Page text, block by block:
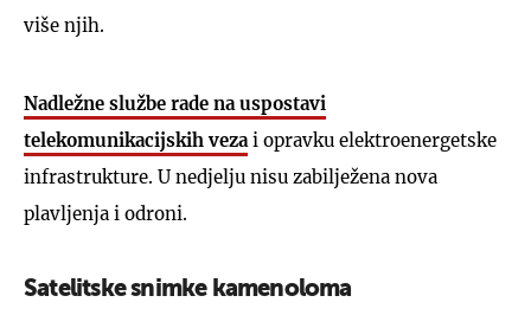
više njih.
Nadležne službe rade na uspostavi
telekomunikacijskih veza i opravku elektroenergetske
infrastrukture. U nedjelju nisu zabilježena nova
plavljenja i odroni.
Satelitske snimke kamenoloma